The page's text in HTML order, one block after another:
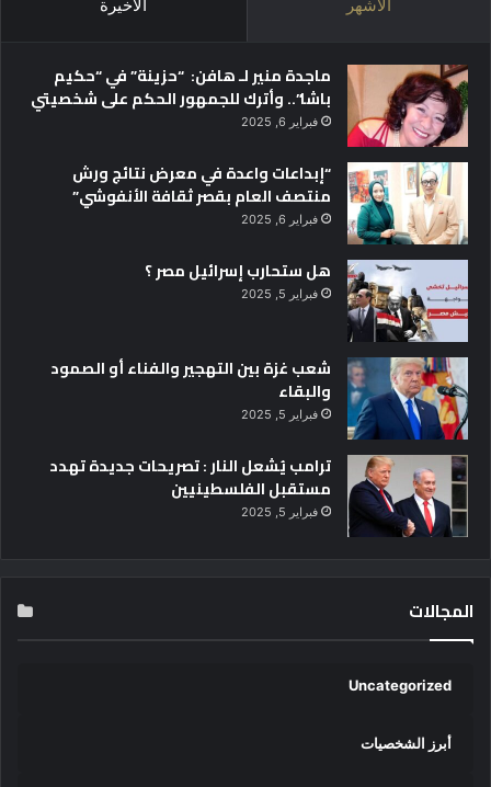
الأشهر الأخيرة
ماجدة منير لـ هافن: “حزينة” في “حكيم
باشا”.. وأترك للجمهور الحكم على شخصيتي
فبراير 6, 2025
“إبداعات واعدة في معرض نتائج ورش
منتصف العام بقصر ثقافة الأنفوشي”
فبراير 6, 2025
هل ستحارب إسرائيل مصر ؟
فبراير 5, 2025
شعب غزة بين التهجير والفناء أو الصمود
والبقاء
فبراير 5, 2025
ترامب يُشعل النار : تصريحات جديدة تهدد
مستقبل الفلسطينيين
فبراير 5, 2025
المجالات
Uncategorized
أبرز الشخصيات